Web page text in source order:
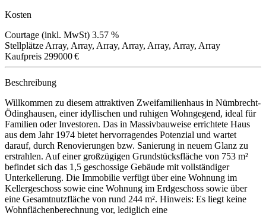
Kosten
Courtage (inkl. MwSt) 3.57 %
Stellplätze Array, Array, Array, Array, Array, Array, Array
Kaufpreis 299000 €
Beschreibung
Willkommen zu diesem attraktiven Zweifamilienhaus in Nümbrecht-
Ödinghausen, einer idyllischen und ruhigen Wohngegend, ideal für
Familien oder Investoren. Das in Massivbauweise errichtete Haus
aus dem Jahr 1974 bietet hervorragendes Potenzial und wartet
darauf, durch Renovierungen bzw. Sanierung in neuem Glanz zu
erstrahlen. Auf einer großzügigen Grundstücksfläche von 753 m²
befindet sich das 1,5 geschossige Gebäude mit vollständiger
Unterkellerung. Die Immobilie verfügt über eine Wohnung im
Kellergeschoss sowie eine Wohnung im Erdgeschoss sowie über
eine Gesamtnutzfläche von rund 244 m². Hinweis: Es liegt keine
Wohnflächenberechnung vor, lediglich eine